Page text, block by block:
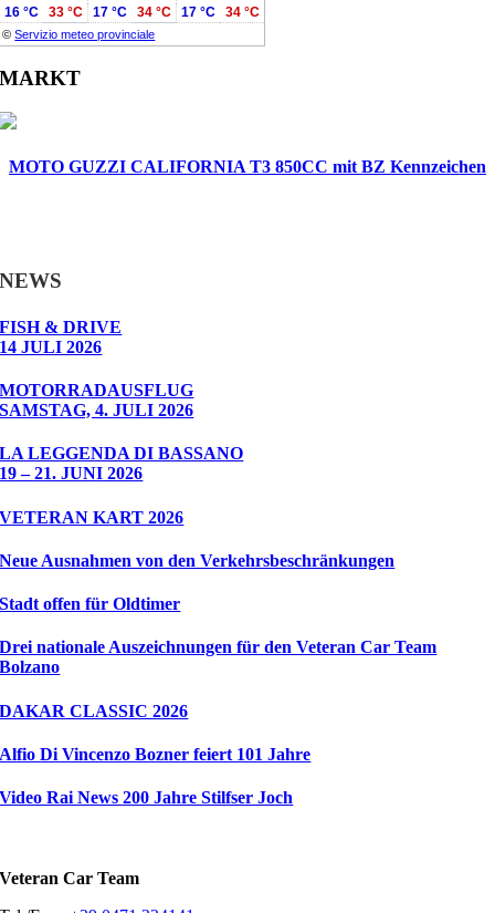
©Servizio meteo provinciale
16 °C 33 °C 17 °C 34 °C 17 °C 34 °C
MARKT
MOTO GUZZI CALIFORNIA T3 850CC mit BZ Kennzeichen
NEWS
FISH & DRIVE
14 JULI 2026
MOTORRADAUSFLUG
SAMSTAG, 4. JULI 2026
LA LEGGENDA DI BASSANO
19 – 21. JUNI 2026
VETERAN KART 2026
Neue Ausnahmen von den Verkehrsbeschränkungen
Stadt offen für Oldtimer
Drei nationale Auszeichnungen für den Veteran Car Team
Bolzano
DAKAR CLASSIC 2026
Alfio Di Vincenzo Bozner feiert 101 Jahre
Video Rai News 200 Jahre Stilfser Joch
Veteran Car Team